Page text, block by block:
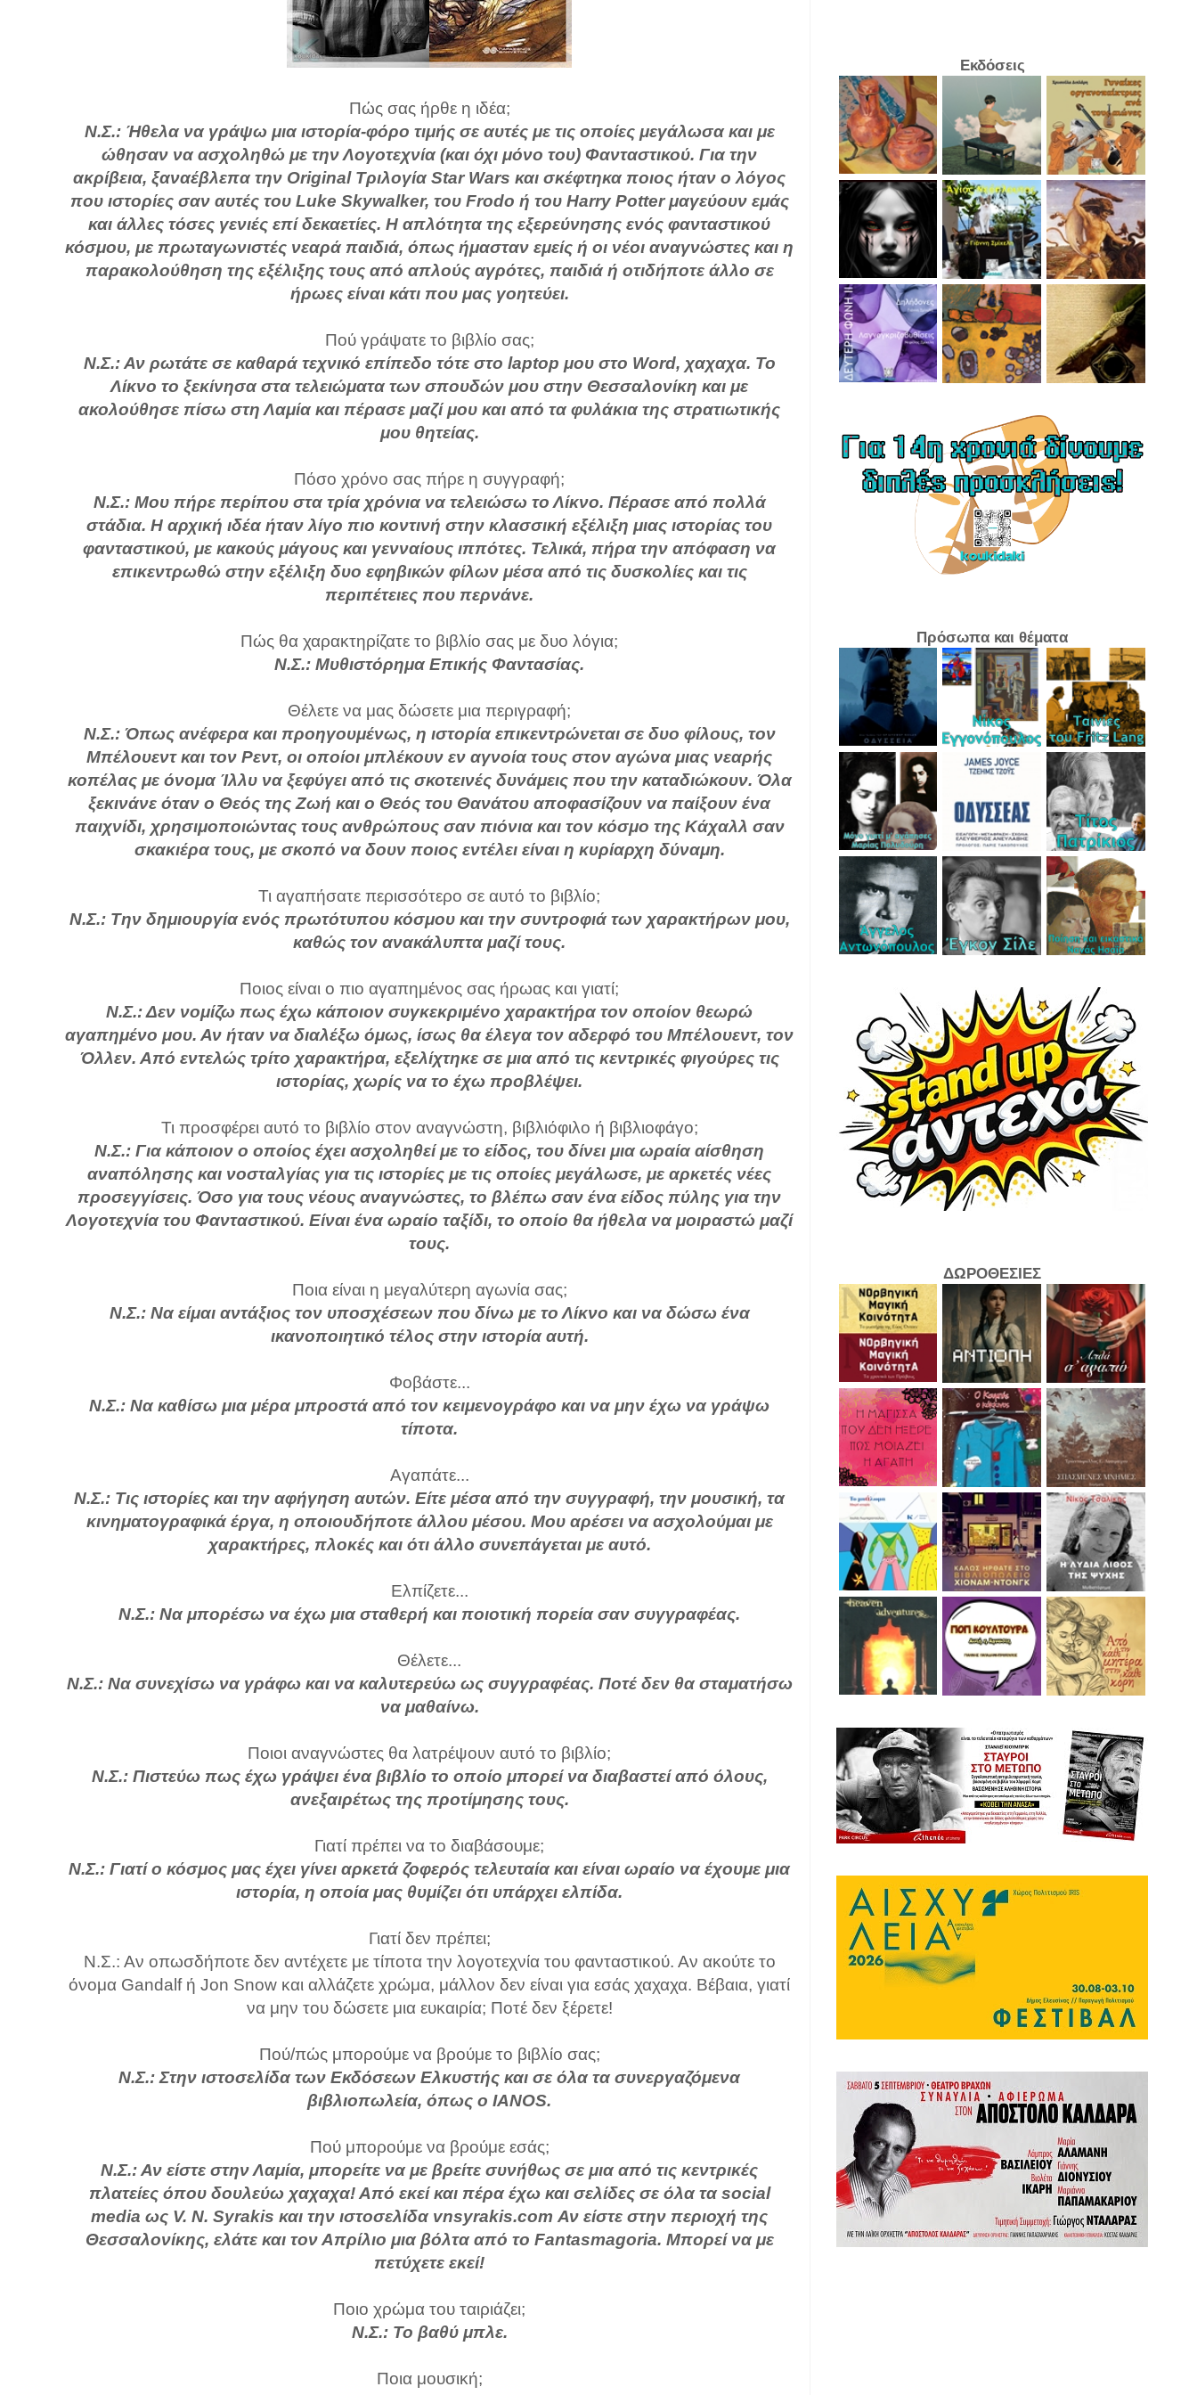
Πώς σας ήρθε η ιδέα;
Ν.Σ.: Ήθελα να γράψω μια ιστορία-φόρο τιμής σε αυτές με τις οποίες μεγάλωσα και με
ώθησαν να ασχοληθώ με την Λογοτεχνία (και όχι μόνο του) Φανταστικού. Για την
ακρίβεια, ξαναέβλεπα την Original Τριλογία Star Wars και σκέφτηκα ποιος ήταν ο λόγος
που ιστορίες σαν αυτές του Luke Skywalker, του Frodo ή του Harry Potter μαγεύουν εμάς
και άλλες τόσες γενιές επί δεκαετίες. Η απλότητα της εξερεύνησης ενός φανταστικού
κόσμου, με πρωταγωνιστές νεαρά παιδιά, όπως ήμασταν εμείς ή οι νέοι αναγνώστες και η
παρακολούθηση της εξέλιξης τους από απλούς αγρότες, παιδιά ή οτιδήποτε άλλο σε
ήρωες είναι κάτι που μας γοητεύει.
Πού γράψατε το βιβλίο σας;
Ν.Σ.: Αν ρωτάτε σε καθαρά τεχνικό επίπεδο τότε στο laptop μου στο Word, χαχαχα. Το
Λίκνο το ξεκίνησα στα τελειώματα των σπουδών μου στην Θεσσαλονίκη και με
ακολούθησε πίσω στη Λαμία και πέρασε μαζί μου και από τα φυλάκια της στρατιωτικής
μου θητείας.
Πόσο χρόνο σας πήρε η συγγραφή;
Ν.Σ.: Μου πήρε περίπου στα τρία χρόνια να τελειώσω το Λίκνο. Πέρασε από πολλά
στάδια. Η αρχική ιδέα ήταν λίγο πιο κοντινή στην κλασσική εξέλιξη μιας ιστορίας του
φανταστικού, με κακούς μάγους και γενναίους ιππότες. Τελικά, πήρα την απόφαση να
επικεντρωθώ στην εξέλιξη δυο εφηβικών φίλων μέσα από τις δυσκολίες και τις
περιπέτειες που περνάνε.
Πώς θα χαρακτηρίζατε το βιβλίο σας με δυο λόγια;
Ν.Σ.: Μυθιστόρημα Επικής Φαντασίας.
Θέλετε να μας δώσετε μια περιγραφή;
Ν.Σ.: Όπως ανέφερα και προηγουμένως, η ιστορία επικεντρώνεται σε δυο φίλους, τον
Μπέλουεντ και τον Ρεντ, οι οποίοι μπλέκουν εν αγνοία τους στον αγώνα μιας νεαρής
κοπέλας με όνομα Ίλλυ να ξεφύγει από τις σκοτεινές δυνάμεις που την καταδιώκουν. Όλα
ξεκινάνε όταν ο Θεός της Ζωή και ο Θεός του Θανάτου αποφασίζουν να παίξουν ένα
παιχνίδι, χρησιμοποιώντας τους ανθρώπους σαν πιόνια και τον κόσμο της Κάχαλλ σαν
σκακιέρα τους, με σκοπό να δουν ποιος εντέλει είναι η κυρίαρχη δύναμη.
Τι αγαπήσατε περισσότερο σε αυτό το βιβλίο;
Ν.Σ.: Την δημιουργία ενός πρωτότυπου κόσμου και την συντροφιά των χαρακτήρων μου,
καθώς τον ανακάλυπτα μαζί τους.
Ποιος είναι ο πιο αγαπημένος σας ήρωας και γιατί;
Ν.Σ.: Δεν νομίζω πως έχω κάποιον συγκεκριμένο χαρακτήρα τον οποίον θεωρώ
αγαπημένο μου. Αν ήταν να διαλέξω όμως, ίσως θα έλεγα τον αδερφό του Μπέλουεντ, τον
Όλλεν. Από εντελώς τρίτο χαρακτήρα, εξελίχτηκε σε μια από τις κεντρικές φιγούρες τις
ιστορίας, χωρίς να το έχω προβλέψει.
Τι προσφέρει αυτό το βιβλίο στον αναγνώστη, βιβλιόφιλο ή βιβλιοφάγο;
Ν.Σ.: Για κάποιον ο οποίος έχει ασχοληθεί με το είδος, του δίνει μια ωραία αίσθηση
αναπόλησης και νοσταλγίας για τις ιστορίες με τις οποίες μεγάλωσε, με αρκετές νέες
προσεγγίσεις. Όσο για τους νέους αναγνώστες, το βλέπω σαν ένα είδος πύλης για την
Λογοτεχνία του Φανταστικού. Είναι ένα ωραίο ταξίδι, το οποίο θα ήθελα να μοιραστώ μαζί
τους.
Ποια είναι η μεγαλύτερη αγωνία σας;
Ν.Σ.: Να είμαι αντάξιος τον υποσχέσεων που δίνω με το Λίκνο και να δώσω ένα
ικανοποιητικό τέλος στην ιστορία αυτή.
Φοβάστε...
Ν.Σ.: Να καθίσω μια μέρα μπροστά από τον κειμενογράφο και να μην έχω να γράψω
τίποτα.
Αγαπάτε...
Ν.Σ.: Τις ιστορίες και την αφήγηση αυτών. Είτε μέσα από την συγγραφή, την μουσική, τα
κινηματογραφικά έργα, η οποιουδήποτε άλλου μέσου. Μου αρέσει να ασχολούμαι με
χαρακτήρες, πλοκές και ότι άλλο συνεπάγεται με αυτό.
Ελπίζετε...
Ν.Σ.: Να μπορέσω να έχω μια σταθερή και ποιοτική πορεία σαν συγγραφέας.
Θέλετε...
Ν.Σ.: Να συνεχίσω να γράφω και να καλυτερεύω ως συγγραφέας. Ποτέ δεν θα σταματήσω
να μαθαίνω.
Ποιοι αναγνώστες θα λατρέψουν αυτό το βιβλίο;
Ν.Σ.: Πιστεύω πως έχω γράψει ένα βιβλίο το οποίο μπορεί να διαβαστεί από όλους,
ανεξαιρέτως της προτίμησης τους.
Γιατί πρέπει να το διαβάσουμε;
Ν.Σ.: Γιατί ο κόσμος μας έχει γίνει αρκετά ζοφερός τελευταία και είναι ωραίο να έχουμε μια
ιστορία, η οποία μας θυμίζει ότι υπάρχει ελπίδα.
Γιατί δεν πρέπει;
Ν.Σ.: Αν οπωσδήποτε δεν αντέχετε με τίποτα την λογοτεχνία του φανταστικού. Αν ακούτε το
όνομα Gandalf ή Jon Snow και αλλάζετε χρώμα, μάλλον δεν είναι για εσάς χαχαχα. Βέβαια, γιατί
να μην του δώσετε μια ευκαιρία; Ποτέ δεν ξέρετε!
Πού/πώς μπορούμε να βρούμε το βιβλίο σας;
Ν.Σ.: Στην ιστοσελίδα των Εκδόσεων Ελκυστής και σε όλα τα συνεργαζόμενα
βιβλιοπωλεία, όπως ο IANOS.
Πού μπορούμε να βρούμε εσάς;
Ν.Σ.: Αν είστε στην Λαμία, μπορείτε να με βρείτε συνήθως σε μια από τις κεντρικές
πλατείες όπου δουλεύω χαχαχα! Από εκεί και πέρα έχω και σελίδες σε όλα τα social
media ως V. N. Syrakis και την ιστοσελίδα vnsyrakis.com Αν είστε στην περιοχή της
Θεσσαλονίκης, ελάτε και τον Απρίλιο μια βόλτα από το Fantasmagoria. Μπορεί να με
πετύχετε εκεί!
Ποιο χρώμα του ταιριάζει;
Ν.Σ.: Το βαθύ μπλε.
Ποια μουσική;
Εκδόσεις
Πρόσωπα και θέματα
ΔΩΡΟΘΕΣΙΕΣ